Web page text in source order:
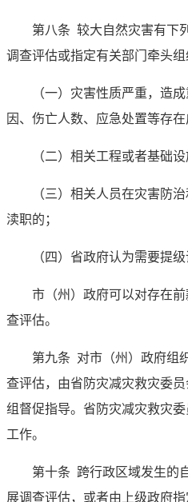
第八条 较大自然灾害有下
调查评估或指定有关部门牵头组
（一）灾害性质严重，造
因、伤亡人数、应急处置等存在
（二）相关工程或者基础
（三）相关人员在灾害防
渎职的；
（四）省政府认为需要提级
市（州）政府可以对存在
查评估。
第九条 对市（州）政府组
查评估，由省防灾减灾救灾委
组督促指导。省防灾减灾救灾
工作。
第十条 跨行政区域发生的
展调查评估，或者由上级政府